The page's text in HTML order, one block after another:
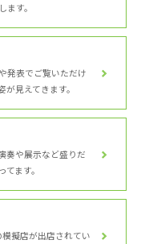
す。
発表でご覧いただけ
見えてきます。
奏や展示など盛りだ
ます。
擬店が出店されてい